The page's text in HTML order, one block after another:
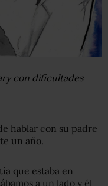
con dificultades
hablar con su padre
un año.
que estaba en
a un lado y él